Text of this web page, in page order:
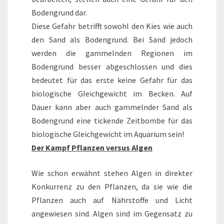
Bodengrund dar.
Diese Gefahr betrifft sowohl den Kies wie auch
den Sand als Bodengrund. Bei Sand jedoch
werden die gammelnden Regionen im
Bodengrund besser abgeschlossen und dies
bedeutet für das erste keine Gefahr für das
biologische Gleichgewicht im Becken. Auf
Dauer kann aber auch gammelnder Sand als
Bodengrund eine tickende Zeitbombe für das
biologische Gleichgewicht im Aquarium sein!
Der Kampf Pflanzen versus Algen
Wie schon erwähnt stehen Algen in direkter
Konkurrenz zu den Pflanzen, da sie wie die
Pflanzen auch auf Nährstoffe und Licht
angewiesen sind. Algen sind im Gegensatz zu